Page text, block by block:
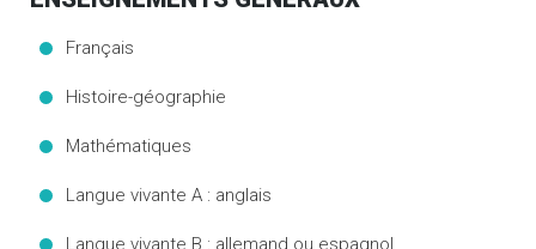
Français
Histoire-géographie
Mathématiques
Langue vivante A : anglais
Langue vivante B : allemand ou espagnol